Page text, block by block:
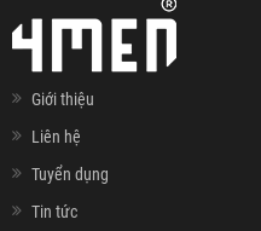
Giới thiệu
Liên hệ
Tuyển dụng
Tin tức